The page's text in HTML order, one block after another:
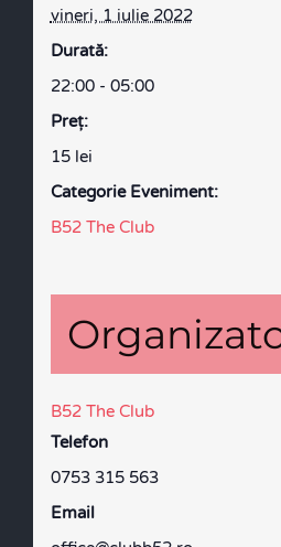
vineri, 1 iulie 2022
Durată:
22:00 - 05:00
Preţ:
15 lei
Categorie Eveniment:
B52 The Club
B52 The Club
Telefon
0753 315 563
Email